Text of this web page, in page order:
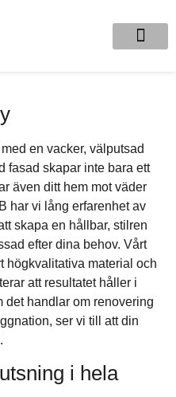
en vacker, välputsad
fasad skapar inte bara ett
även ditt hem mot väder
har vi lång erfarenhet av
skapa en hållbar, stilren
efter dina behov. Vårt
högkvalitativa material och
att resultatet håller i
det handlar om renovering
ser vi till att din
i hela